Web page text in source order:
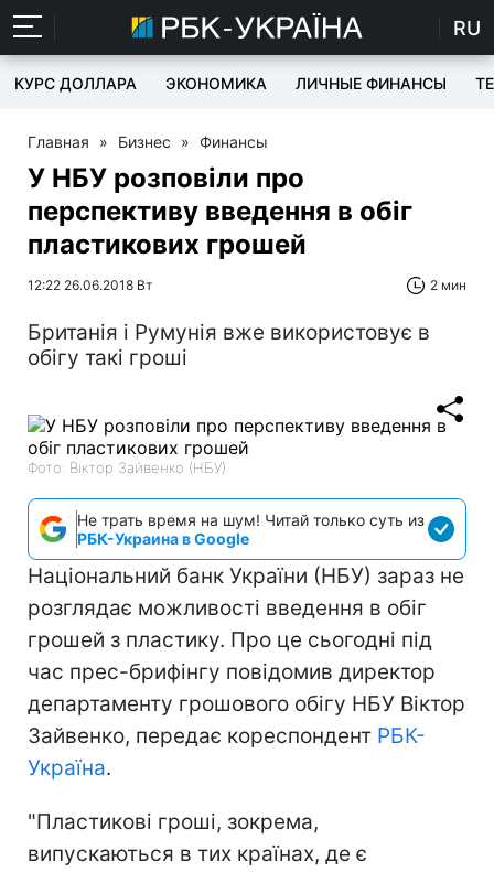
RU
КУРС ДОЛЛАРА ЭКОНОМИКА ЛИЧНЫЕ ФИНАНСЫ
Главная » Бизнес » Финансы
У НБУ розповіли про
перспективу введення в обіг
пластикових грошей
12:22 26.06.2018 Вт 2 мин
Британія і Румунія вже використовує в
обігу такі гроші
Фото: Віктор Зайвенко (НБУ)
Не трать время на шум! Читай только суть из
РБК-Украина в Google
Національний банк України (НБУ) зараз не
розглядає можливості введення в обіг
грошей з пластику. Про це сьогодні під
час прес-брифінгу повідомив директор
департаменту грошового обігу НБУ Віктор
Зайвенко, передає кореспондент РБК-
Україна.
"Пластикові гроші, зокрема,
випускаються в тих країнах, де є